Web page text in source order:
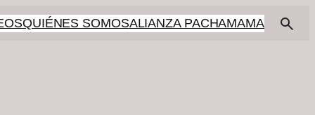
QUIÉNES SOMOSALIANZA PACHAMAMA